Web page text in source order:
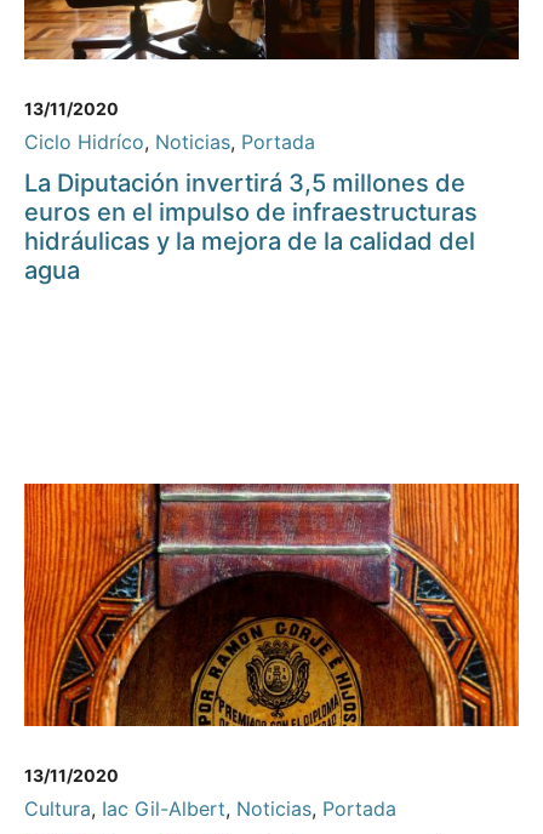
13/11/2020
Ciclo Hidríco, Noticias, Portada
La Diputación invertirá 3,5 millones de
euros en el impulso de infraestructuras
hidráulicas y la mejora de la calidad del
agua
13/11/2020
Cultura, Iac Gil-Albert, Noticias, Portada